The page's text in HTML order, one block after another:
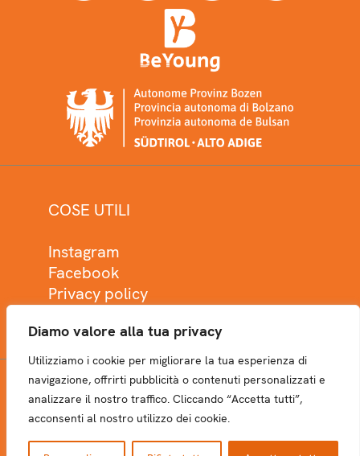
Diamo valore alla tua privacy
Utilizziamo i cookie per migliorare la tua esperienza di
navigazione, offrirti pubblicità o contenuti personalizzati e
analizzare il nostro traffico. Cliccando “Accetta tutti”,
acconsenti al nostro utilizzo dei cookie.
COSE UTILI
Instagram
Facebook
Privacy policy
NEWSLETTER